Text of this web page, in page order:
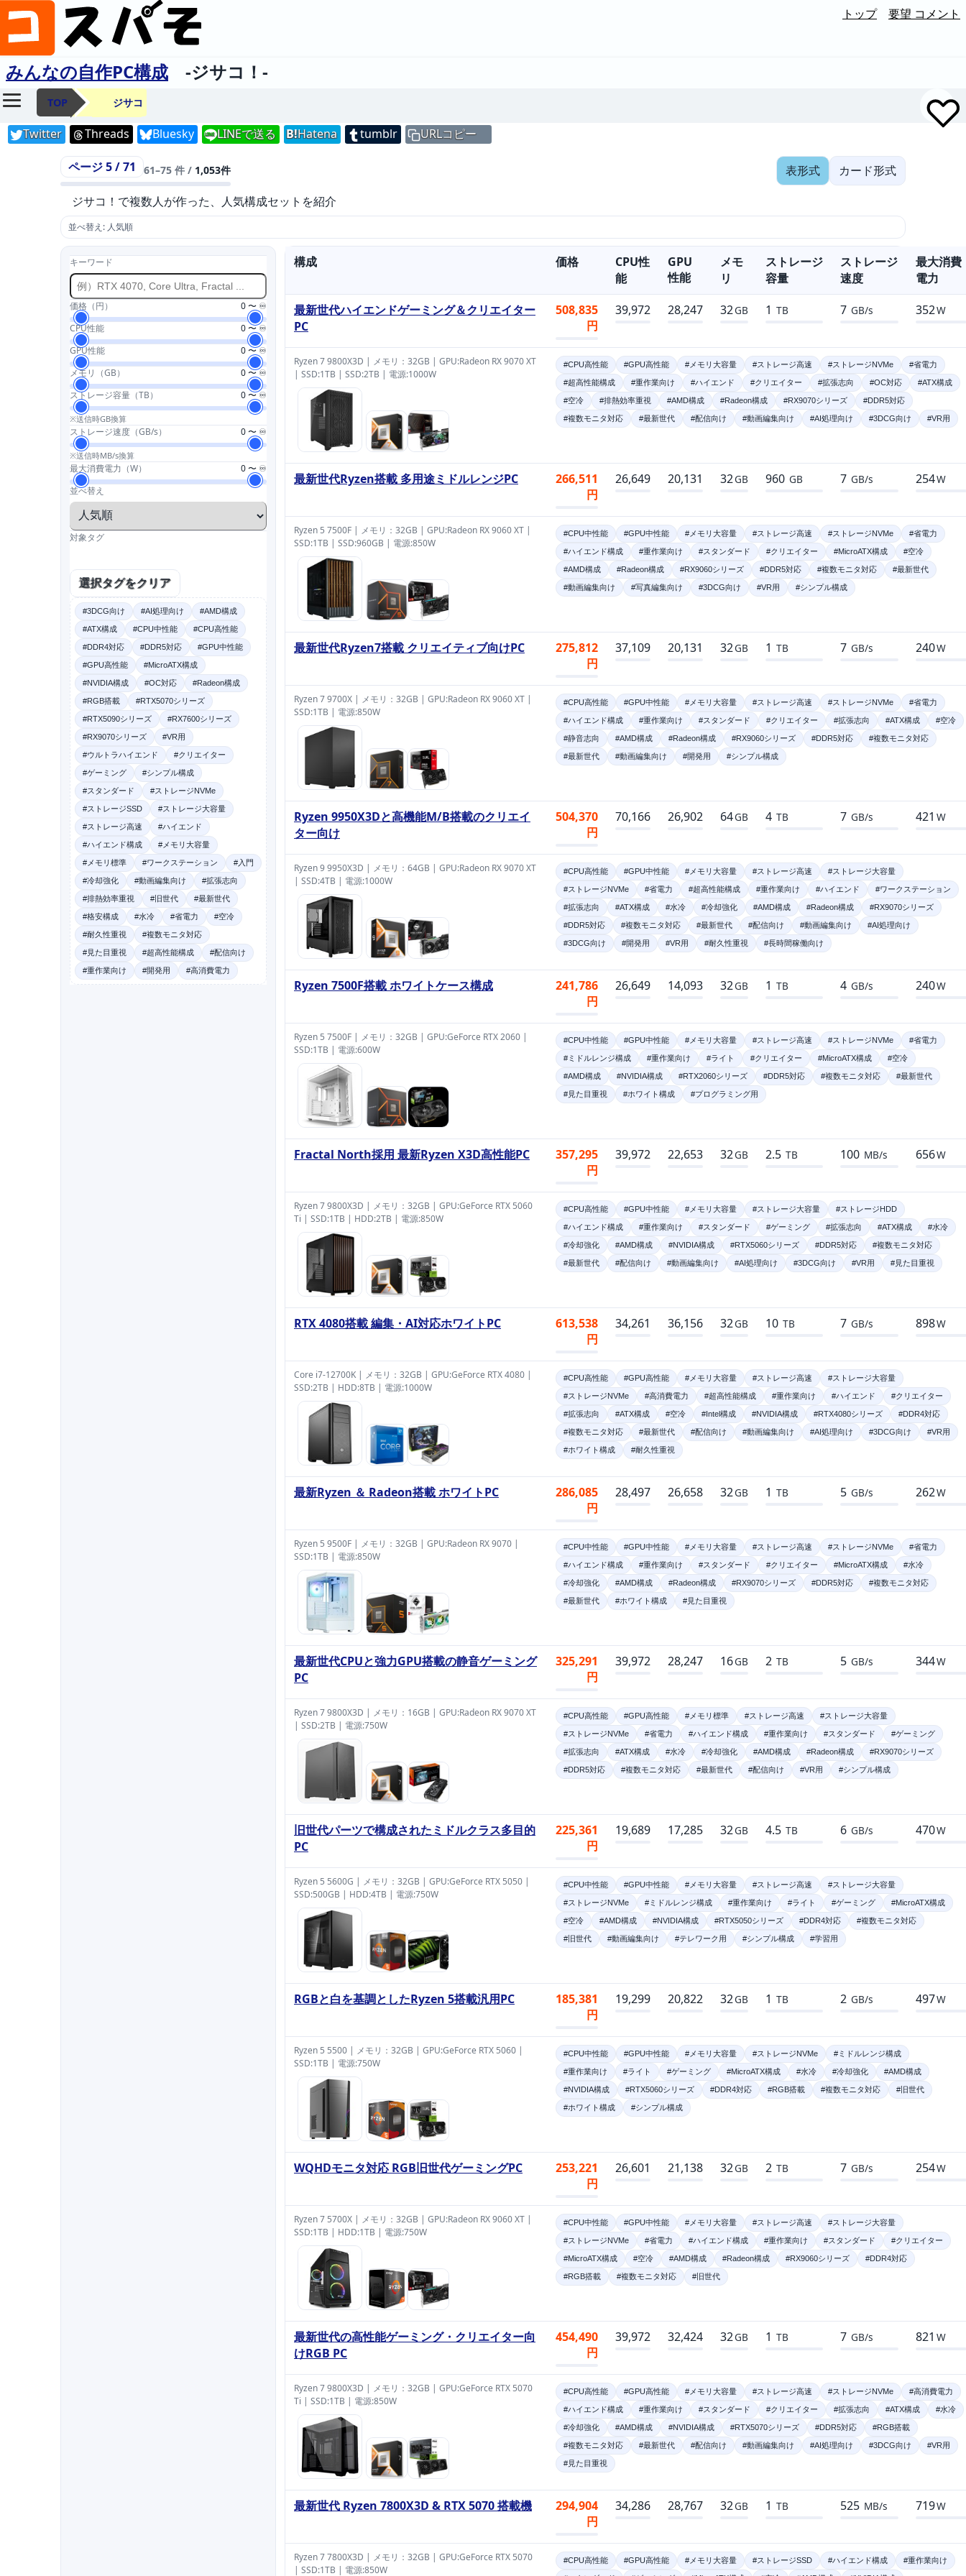
トップ 要望 コメント
みんなの自作PC構成 -ジサコ！-
TOP ジサコ
Twitter Threads Bluesky LINE LINEで送る B!Hatena tumblr URLコピー
ページ 5 / 71 61–75 件 / 1,053件 表形式
カード形式
ジサコ！で複数人が作った、人気構成セットを紹介
並べ替え: 人気順
キーワード
価格（円） 0〜 ♾️
Range
slider
CPU性能 0〜♾️
Range
slider
GPU性能 0〜♾️
Range
slider
メモリ（GB） 0〜♾️
Range
slider
ストレージ容量（TB） 0〜♾️
Range
slider
※送信時GB換算
ストレージ速度（GB/s） 0〜 ♾️
Range
slider
※送信時MB/s換算
最大消費電力（W） 0〜 ♾️
Range
slider
並べ替え
対象タグ
選択タグをクリア
#3DCG向け #AI処理向け #AMD構成
#ATX構成 #CPU中性能 #CPU高性能
#DDR4対応 #DDR5対応 #GPU中性能
#GPU高性能 #MicroATX構成
#NVIDIA構成 #OC対応 #Radeon構成
#RGB搭載 #RTX5070シリーズ
#RTX5090シリーズ #RX7600シリーズ
#RX9070シリーズ #VR用
#ウルトラハイエンド #クリエイター
#ゲーミング #シンプル構成
#スタンダード #ストレージNVMe
#ストレージSSD #ストレージ大容量
#ストレージ高速 #ハイエンド
#ハイエンド構成 #メモリ大容量
#メモリ標準 #ワークステーション #入門
#冷却強化 #動画編集向け #拡張志向
#排熱効率重視 #旧世代 #最新世代
#格安構成 #水冷 #省電力 #空冷
#耐久性重視 #複数モニタ対応
#見た目重視 #超高性能構成 #配信向け
#重作業向け #開発用 #高消費電力
構成 価格
CPU性
能
GPU
性能
メモ
リ
ストレージ
容量
ストレージ
速度
最大消費
電力
最新世代ハイエンドゲーミング＆クリエイター
PC
508,835
円
39,972 28,247 32GB 1 TB 7 GB/s 352W
Ryzen 7 9800X3D | メモリ：32GB | GPU:Radeon RX 9070 XT
| SSD:1TB | SSD:2TB | 電源:1000W
#CPU高性能 #GPU高性能 #メモリ大容量 #ストレージ高速 #ストレージNVMe #省電力
#超高性能構成 #重作業向け #ハイエンド #クリエイター #拡張志向 #OC対応 #ATX構成
#空冷 #排熱効率重視 #AMD構成 #Radeon構成 #RX9070シリーズ #DDR5対応
#複数モニタ対応 #最新世代 #配信向け #動画編集向け #AI処理向け #3DCG向け #VR用
最新世代Ryzen搭載 多用途ミドルレンジPC
266,511
円
26,649 20,131 32GB 960 GB 7 GB/s 254W
Ryzen 5 7500F | メモリ：32GB | GPU:Radeon RX 9060 XT |
SSD:1TB | SSD:960GB | 電源:850W
#CPU中性能 #GPU中性能 #メモリ大容量 #ストレージ高速 #ストレージNVMe #省電力
#ハイエンド構成 #重作業向け #スタンダード #クリエイター #MicroATX構成 #空冷
#AMD構成 #Radeon構成 #RX9060シリーズ #DDR5対応 #複数モニタ対応 #最新世代
#動画編集向け #写真編集向け #3DCG向け #VR用 #シンプル構成
最新世代Ryzen7搭載 クリエイティブ向けPC
275,812
円
37,109 20,131 32GB 1 TB 7 GB/s 240W
Ryzen 7 9700X | メモリ：32GB | GPU:Radeon RX 9060 XT |
SSD:1TB | 電源:850W
#CPU高性能 #GPU中性能 #メモリ大容量 #ストレージ高速 #ストレージNVMe #省電力
#ハイエンド構成 #重作業向け #スタンダード #クリエイター #拡張志向 #ATX構成 #空冷
#静音志向 #AMD構成 #Radeon構成 #RX9060シリーズ #DDR5対応 #複数モニタ対応
#最新世代 #動画編集向け #開発用 #シンプル構成
Ryzen 9950X3Dと高機能M/B搭載のクリエイ
ター向け
504,370
円
70,166 26,902 64GB 4 TB 7 GB/s 421 W
Ryzen 9 9950X3D | メモリ：64GB | GPU:Radeon RX 9070 XT
| SSD:4TB | 電源:1000W
#CPU高性能 #GPU中性能 #メモリ大容量 #ストレージ高速 #ストレージ大容量
#ストレージNVMe #省電力 #超高性能構成 #重作業向け #ハイエンド #ワークステーション
#拡張志向 #ATX構成 #水冷 #冷却強化 #AMD構成 #Radeon構成 #RX9070シリーズ
#DDR5対応 #複数モニタ対応 #最新世代 #配信向け #動画編集向け #AI処理向け
#3DCG向け #開発用 #VR用 #耐久性重視 #長時間稼働向け
Ryzen 7500F搭載 ホワイトケース構成
241,786
円
26,649 14,093 32GB 1 TB 4 GB/s 240W
Ryzen 5 7500F | メモリ：32GB | GPU:GeForce RTX 2060 |
SSD:1TB | 電源:600W
#CPU中性能 #GPU中性能 #メモリ大容量 #ストレージ高速 #ストレージNVMe #省電力
#ミドルレンジ構成 #重作業向け #ライト #クリエイター #MicroATX構成 #空冷
#AMD構成 #NVIDIA構成 #RTX2060シリーズ #DDR5対応 #複数モニタ対応 #最新世代
#見た目重視 #ホワイト構成 #プログラミング用
Fractal North採用 最新Ryzen X3D高性能PC
357,295
円
39,972 22,653 32GB 2.5 TB 100 MB/s 656W
Ryzen 7 9800X3D | メモリ：32GB | GPU:GeForce RTX 5060
Ti | SSD:1TB | HDD:2TB | 電源:850W
#CPU高性能 #GPU中性能 #メモリ大容量 #ストレージ大容量 #ストレージHDD
#ハイエンド構成 #重作業向け #スタンダード #ゲーミング #拡張志向 #ATX構成 #水冷
#冷却強化 #AMD構成 #NVIDIA構成 #RTX5060シリーズ #DDR5対応 #複数モニタ対応
#最新世代 #配信向け #動画編集向け #AI処理向け #3DCG向け #VR用 #見た目重視
RTX 4080搭載 編集・AI対応ホワイトPC
613,538
円
34,261 36,156 32GB 10 TB 7 GB/s 898W
Core i7-12700K | メモリ：32GB | GPU:GeForce RTX 4080 |
SSD:2TB | HDD:8TB | 電源:1000W
#CPU高性能 #GPU高性能 #メモリ大容量 #ストレージ高速 #ストレージ大容量
#ストレージNVMe #高消費電力 #超高性能構成 #重作業向け #ハイエンド #クリエイター
#拡張志向 #ATX構成 #空冷 #Intel構成 #NVIDIA構成 #RTX4080シリーズ #DDR4対応
#複数モニタ対応 #最新世代 #配信向け #動画編集向け #AI処理向け #3DCG向け #VR用
#ホワイト構成 #耐久性重視
最新Ryzen ＆ Radeon搭載 ホワイトPC
286,085
円
28,497 26,658 32GB 1 TB 5 GB/s 262W
Ryzen 5 9500F | メモリ：32GB | GPU:Radeon RX 9070 |
SSD:1TB | 電源:850W
#CPU中性能 #GPU中性能 #メモリ大容量 #ストレージ高速 #ストレージNVMe #省電力
#ハイエンド構成 #重作業向け #スタンダード #クリエイター #MicroATX構成 #水冷
#冷却強化 #AMD構成 #Radeon構成 #RX9070シリーズ #DDR5対応 #複数モニタ対応
#最新世代 #ホワイト構成 #見た目重視
最新世代CPUと強力GPU搭載の静音ゲーミング
PC
325,291
円
39,972 28,247 16GB 2 TB 5 GB/s 344W
Ryzen 7 9800X3D | メモリ：16GB | GPU:Radeon RX 9070 XT
| SSD:2TB | 電源:750W
#CPU高性能 #GPU高性能 #メモリ標準 #ストレージ高速 #ストレージ大容量
#ストレージNVMe #省電力 #ハイエンド構成 #重作業向け #スタンダード #ゲーミング
#拡張志向 #ATX構成 #水冷 #冷却強化 #AMD構成 #Radeon構成 #RX9070シリーズ
#DDR5対応 #複数モニタ対応 #最新世代 #配信向け #VR用 #シンプル構成
旧世代パーツで構成されたミドルクラス多目的
PC
225,361
円
19,689 17,285 32GB 4.5 TB 6 GB/s 470W
Ryzen 5 5600G | メモリ：32GB | GPU:GeForce RTX 5050 |
SSD:500GB | HDD:4TB | 電源:750W
#CPU中性能 #GPU中性能 #メモリ大容量 #ストレージ高速 #ストレージ大容量
#ストレージNVMe #ミドルレンジ構成 #重作業向け #ライト #ゲーミング #MicroATX構成
#空冷 #AMD構成 #NVIDIA構成 #RTX5050シリーズ #DDR4対応 #複数モニタ対応
#旧世代 #動画編集向け #テレワーク用 #シンプル構成 #学習用
RGBと白を基調としたRyzen 5搭載汎用PC
185,381
円
19,299 20,822 32GB 1 TB 2 GB/s 497W
Ryzen 5 5500 | メモリ：32GB | GPU:GeForce RTX 5060 |
SSD:1TB | 電源:750W
#CPU中性能 #GPU中性能 #メモリ大容量 #ストレージNVMe #ミドルレンジ構成
#重作業向け #ライト #ゲーミング #MicroATX構成 #水冷 #冷却強化 #AMD構成
#NVIDIA構成 #RTX5060シリーズ #DDR4対応 #RGB搭載 #複数モニタ対応 #旧世代
#ホワイト構成 #シンプル構成
WQHDモニタ対応 RGB旧世代ゲーミングPC
253,221
円
26,601 21,138 32GB 2 TB 7 GB/s 254W
Ryzen 7 5700X | メモリ：32GB | GPU:Radeon RX 9060 XT |
SSD:1TB | HDD:1TB | 電源:750W
#CPU中性能 #GPU中性能 #メモリ大容量 #ストレージ高速 #ストレージ大容量
#ストレージNVMe #省電力 #ハイエンド構成 #重作業向け #スタンダード #クリエイター
#MicroATX構成 #空冷 #AMD構成 #Radeon構成 #RX9060シリーズ #DDR4対応
#RGB搭載 #複数モニタ対応 #旧世代
最新世代の高性能ゲーミング・クリエイター向
けRGB PC
454,490
円
39,972 32,424 32GB 1 TB 7 GB/s 821 W
Ryzen 7 9800X3D | メモリ：32GB | GPU:GeForce RTX 5070
Ti | SSD:1TB | 電源:850W
#CPU高性能 #GPU高性能 #メモリ大容量 #ストレージ高速 #ストレージNVMe #高消費電力
#ハイエンド構成 #重作業向け #スタンダード #クリエイター #拡張志向 #ATX構成 #水冷
#冷却強化 #AMD構成 #NVIDIA構成 #RTX5070シリーズ #DDR5対応 #RGB搭載
#複数モニタ対応 #最新世代 #配信向け #動画編集向け #AI処理向け #3DCG向け #VR用
#見た目重視
最新世代 Ryzen 7800X3D & RTX 5070 搭載機
294,904
円
34,286 28,767 32GB 1 TB 525 MB/s 719W
Ryzen 7 7800X3D | メモリ：32GB | GPU:GeForce RTX 5070
| SSD:1TB | 電源:850W
#CPU高性能 #GPU高性能 #メモリ大容量 #ストレージSSD #ハイエンド構成 #重作業向け